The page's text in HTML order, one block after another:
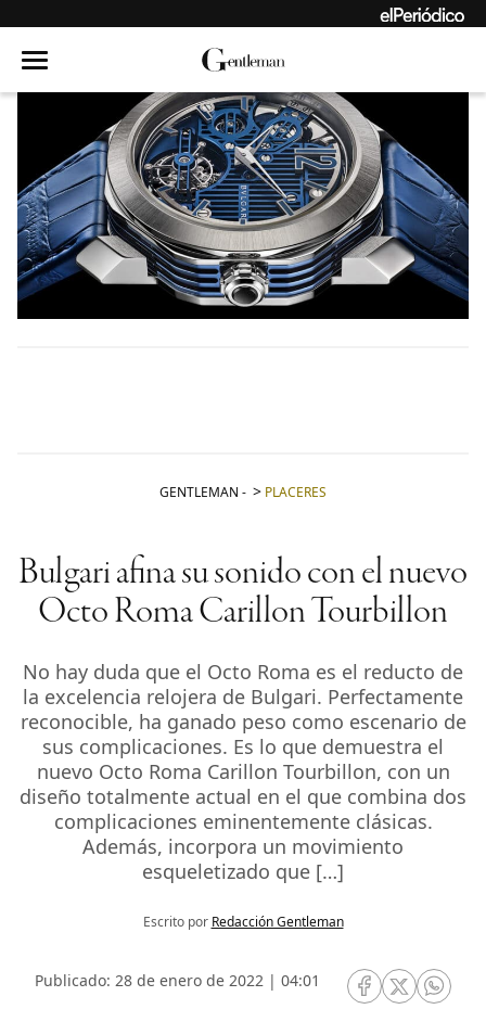
GENTLEMAN - PLACERES
Bulgari afina su sonido con el nuevo
Octo Roma Carillon Tourbillon
No hay duda que el Octo Roma es el reducto de
la excelencia relojera de Bulgari. Perfectamente
reconocible, ha ganado peso como escenario de
sus complicaciones. Es lo que demuestra el
nuevo Octo Roma Carillon Tourbillon, con un
diseño totalmente actual en el que combina dos
complicaciones eminentemente clásicas.
Además, incorpora un movimiento
esqueletizado que […]
Escrito por Redacción Gentleman
Publicado: 28 de enero de 2022 | 04:01
RRSS Facebook
RRSSRRSS